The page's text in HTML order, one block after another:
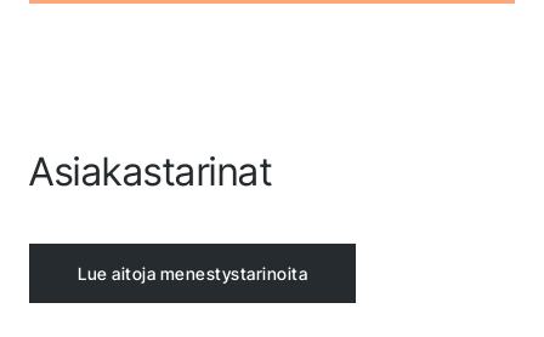
Asiakastarinat
Lue aitoja menestystarinoita